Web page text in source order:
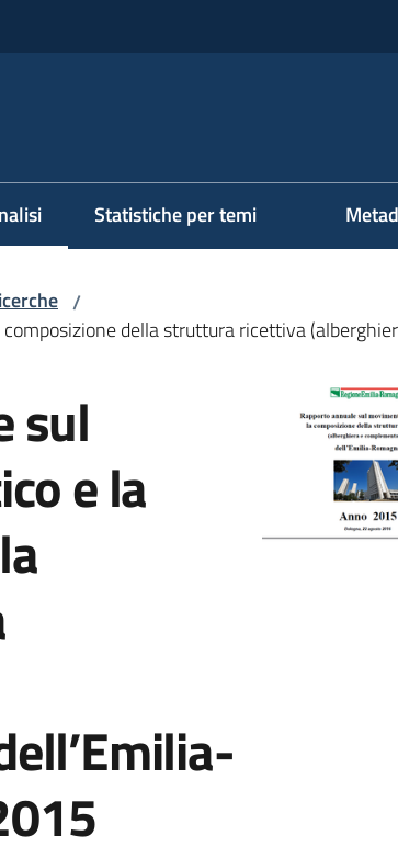
Statistiche per temi
/
della struttura ricettiva
sul
e la